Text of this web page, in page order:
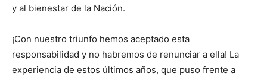
y al bienestar de la Nación.
¡Con nuestro triunfo hemos aceptado esta
responsabilidad y no habremos de renunciar a ella! La
experiencia de estos últimos años, que puso frente a